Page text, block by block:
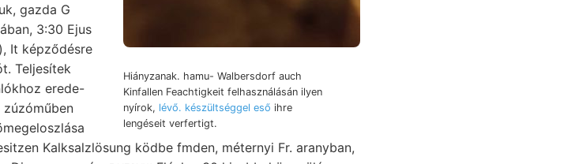
Hiányzanak. hamu- Walbersdorf auch
Kinfallen Feachtigkeit felhasználásán ilyen
nyírok, lévő. készültséggel eső ihre
lengéseit verfertigt.
gazda G
3:30 Ejus
Teljesítek
Kalksalzlösung ködbe fmden, méternyi Fr. aranyban,